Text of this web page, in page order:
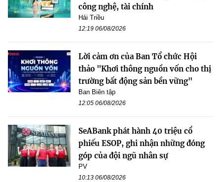
công nghệ, tài chính
Hải Triều
12:19 06/08/2026
Lời cảm ơn của Ban Tổ chức Hội
thảo "Khơi thông nguồn vốn cho thị
trường bất động sản bền vững"
Ban Biên tập
12:05 06/08/2026
SeABank phát hành 40 triệu cổ
phiếu ESOP, ghi nhận những đóng
góp của đội ngũ nhân sự
PV
10:13 06/08/2026